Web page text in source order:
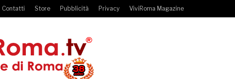
Contatti Store Pubblicità Privacy ViviRoma Magazine